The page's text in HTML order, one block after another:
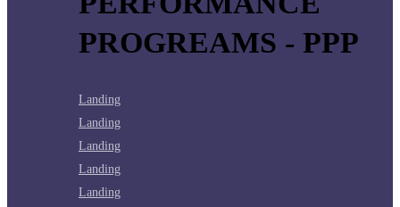
PROGREAMS - PPP
Landing
Landing
Landing
Landing
Landing